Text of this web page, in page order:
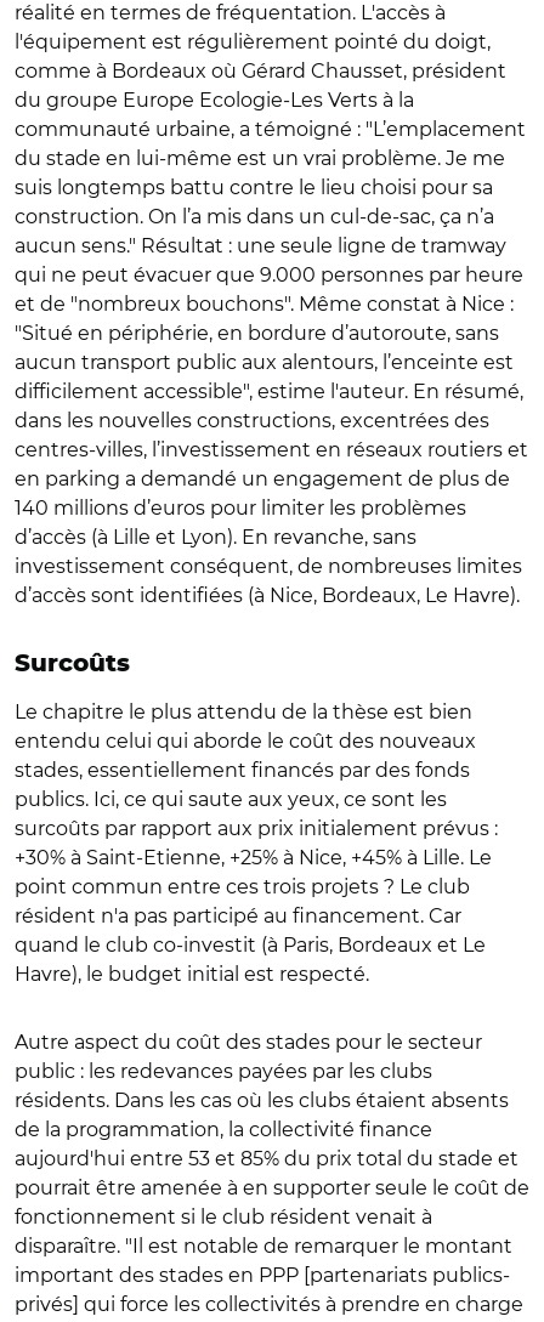
réalité en termes de fréquentation. L'accès à
l'équipement est régulièrement pointé du doigt,
comme à Bordeaux où Gérard Chausset, président
du groupe Europe Ecologie-Les Verts à la
communauté urbaine, a témoigné : "L’emplacement
du stade en lui-même est un vrai problème. Je me
suis longtemps battu contre le lieu choisi pour sa
construction. On l’a mis dans un cul-de-sac, ça n’a
aucun sens." Résultat : une seule ligne de tramway
qui ne peut évacuer que 9.000 personnes par heure
et de "nombreux bouchons". Même constat à Nice :
"Situé en périphérie, en bordure d’autoroute, sans
aucun transport public aux alentours, l’enceinte est
difficilement accessible", estime l'auteur. En résumé,
dans les nouvelles constructions, excentrées des
centres-villes, l’investissement en réseaux routiers et
en parking a demandé un engagement de plus de
140 millions d’euros pour limiter les problèmes
d’accès (à Lille et Lyon). En revanche, sans
investissement conséquent, de nombreuses limites
d’accès sont identifiées (à Nice, Bordeaux, Le Havre).
Surcoûts
Le chapitre le plus attendu de la thèse est bien
entendu celui qui aborde le coût des nouveaux
stades, essentiellement financés par des fonds
publics. Ici, ce qui saute aux yeux, ce sont les
surcoûts par rapport aux prix initialement prévus :
+30% à Saint-Etienne, +25% à Nice, +45% à Lille. Le
point commun entre ces trois projets ? Le club
résident n'a pas participé au financement. Car
quand le club co-investit (à Paris, Bordeaux et Le
Havre), le budget initial est respecté.
Autre aspect du coût des stades pour le secteur
public : les redevances payées par les clubs
résidents. Dans les cas où les clubs étaient absents
de la programmation, la collectivité finance
aujourd'hui entre 53 et 85% du prix total du stade et
pourrait être amenée à en supporter seule le coût de
fonctionnement si le club résident venait à
disparaître. "Il est notable de remarquer le montant
important des stades en PPP [partenariats publics-
privés] qui force les collectivités à prendre en charge